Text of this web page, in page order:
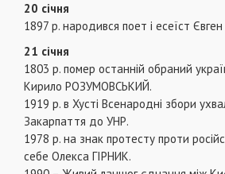
20 січня
1897 р. народився поет і есеїст
21 січня
1803 р. помер останній обраний
Кирило РОЗУМОВСЬКИЙ.
1919 р. в Хусті Всенародні збори
Закарпаття до УНР.
1978 р. на знак протесту проти
себе Олекса ГІРНИК.